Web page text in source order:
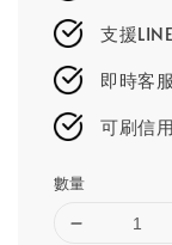
支援
即時客
可刷信
數量